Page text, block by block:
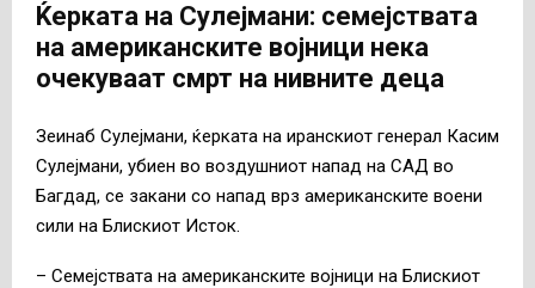
Ќерката на Сулејмани: семејствата
на американските војници нека
очекуваат смрт на нивните деца
Зеинаб Сулејмани, ќерката на иранскиот генерал Касим
Сулејмани, убиен во воздушниот напад на САД во
Багдад, се закани со напад врз американските воени
сили на Блискиот Исток.
– Семејствата на американските војници на Блискиот